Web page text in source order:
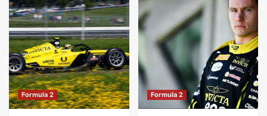
Formula 2 Formula 2